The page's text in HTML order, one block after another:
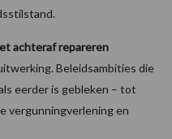
achteraf repareren
Beleidsambities die
eerder is gebleken – tot
vergunningverlening en